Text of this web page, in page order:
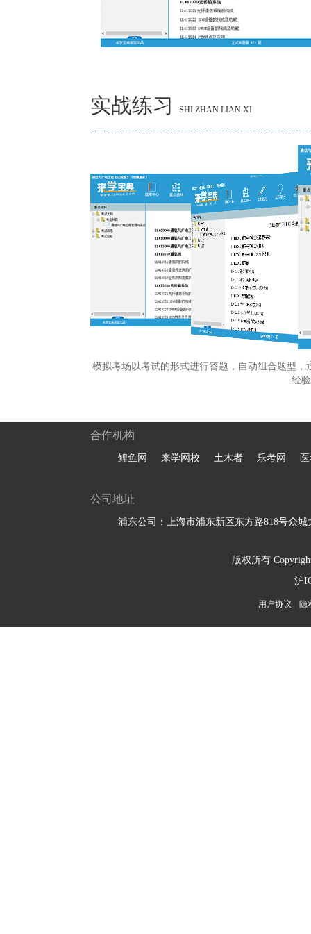
实战练习 SHI ZHAN LIAN XI
模拟考场以考试的形式进行答题，自动组合题型
经
合作机构
鲤鱼网 来学网校 土木者 乐考网
公司地址
浦东公司：上海市浦东新区东方路818号众城
版权所有
沪
用户协议 隐